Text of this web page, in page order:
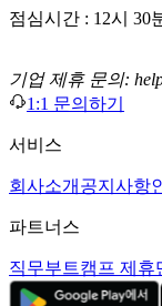
점심시간 : 12시 30
기업 제휴 문의:
1:1 문의하기
서비스
회사소개 공지사항
파트너스
직무부트캠프 제휴